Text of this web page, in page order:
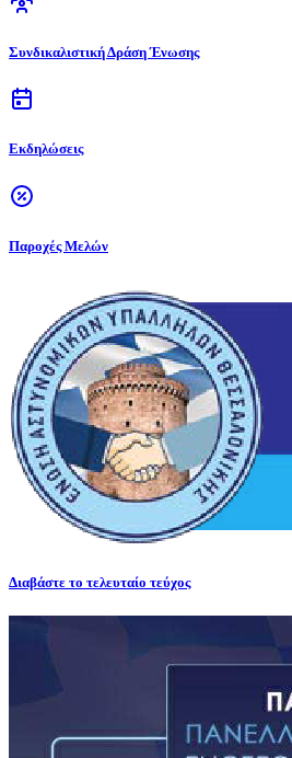
Συνδικαλιστική Δράση Ένωσης
Εκδηλώσεις
Παροχές Μελών
Διαβάστε το τελευταίο τεύχος